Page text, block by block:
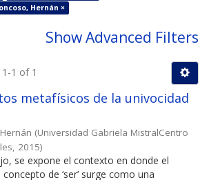
Hernán ×
Show Advanced Filters
1 of 1
metafísicos de la univocidad
(Universidad Gabriela MistralCentro
, 2015)
se expone el contexto en donde el
de ‘ser’ surge como una